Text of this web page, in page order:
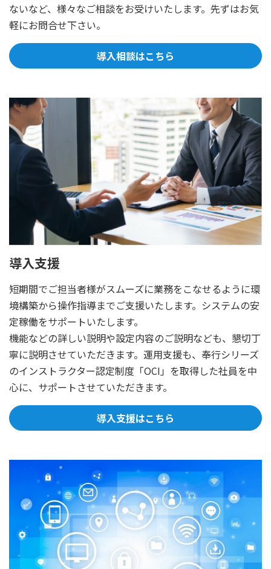
ないなど、様々なご相談をお受けいたします。先ずはお気
軽にお問合せ下さい。
導入相談はこちら
導入支援
短期間でご担当者様がスムーズに業務をこなせるように環
境構築から操作指導までご支援いたします。システムの安
定稼働をサポートいたします。
機能などの詳しい説明や設定内容のご説明なども、懇切丁
寧に説明させていただきます。運用支援も、奉行シリーズ
のインストラクター認定制度「OCI」を取得した社員を中
心に、サポートさせていただきます。
導入支援はこちら